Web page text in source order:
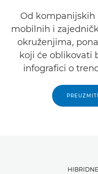
Od
mobilnih i
okruženjima,
koji će oblikovati
infografici o